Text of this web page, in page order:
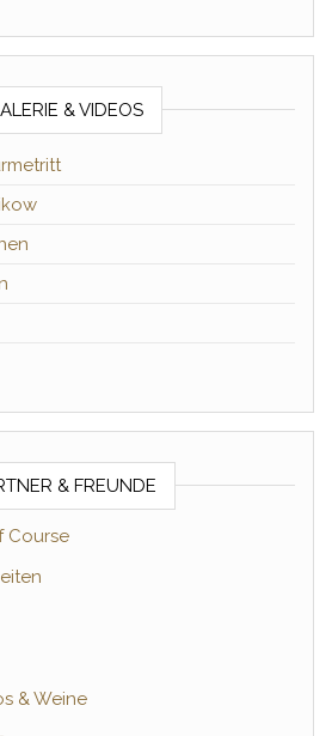
& VIDEOS
& FREUNDE
Course
& Weine